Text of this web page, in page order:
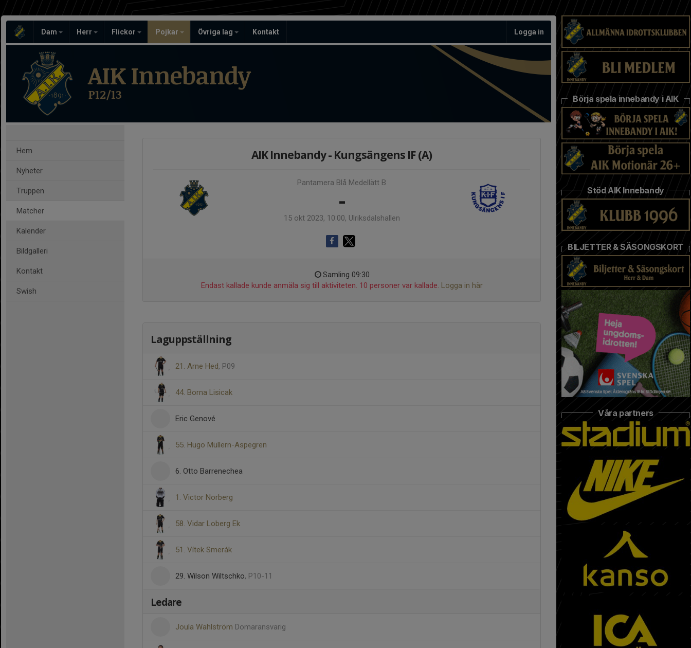
Dam Herr Flickor Pojkar Övriga lag Kontakt Logga in
AIK Innebandy
P12/13
Hem
Nyheter
Truppen
Matcher
Kalender
Bildgalleri
Kontakt
Swish
AIK Innebandy - Kungsängens IF (A)
Pantamera Blå Medellätt B
-
15 okt 2023, 10:00, Ulriksdalshallen
Samling 09:30
Endast kallade kunde anmäla sig till aktiviteten. 10 personer var kallade. Logga in här
Laguppställning
21. Arne Hed, P09
44. Borna Lisicak
Eric Genové
55. Hugo Müllern-Aspegren
6. Otto Barrenechea
1. Victor Norberg
58. Vidar Loberg Ek
51. Vítek Smerák
29. Wilson Wiltschko, P10-11
Ledare
Joula Wahlström Domaransvarig
Börja spela innebandy i AIK
Stöd AIK Innebandy
BILJETTER & SÄSONGSKORT
Våra partners